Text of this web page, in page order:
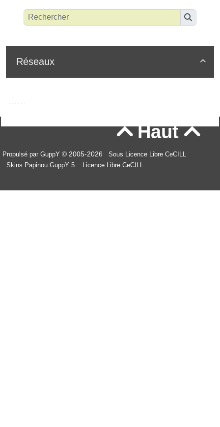

Réseaux
Haut
Propulsé par GuppY © 2005-2026
Sous Licence Libre CeCILL
Skins Papinou GuppY 5
Licence Libre CeCILL